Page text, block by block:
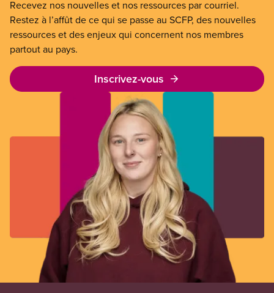
Recevez nos nouvelles et nos ressources par courriel.
Restez à l’affût de ce qui se passe au SCFP, des nouvelles
ressources et des enjeux qui concernent nos membres
partout au pays.
Inscrivez-vous